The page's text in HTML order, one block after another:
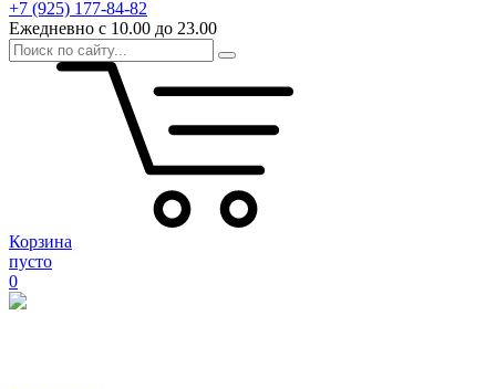
+7 (925) 177-84-82
Ежедневно с 10.00 до 23.00
Корзина
пусто
0